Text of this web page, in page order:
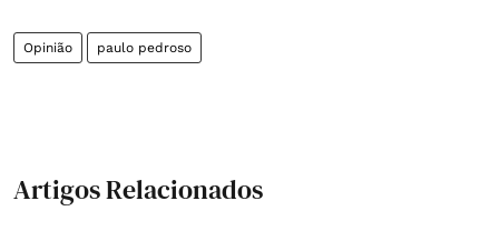
Opinião paulo pedroso
Artigos Relacionados